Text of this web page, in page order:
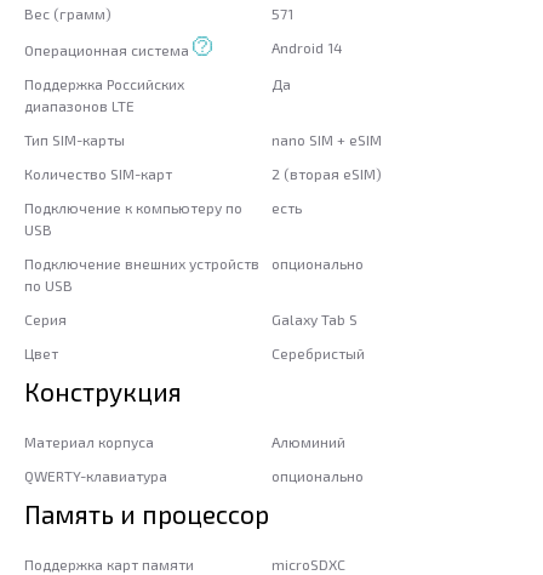
Вес (грамм)
571
Операционная система Android 14
Поддержка Российских
диапазонов LTE
Да
Тип SIM-карты
nano SIM + eSIM
Количество SIM-карт
2 (вторая eSIM)
Подключение к компьютеру по
USB
есть
Подключение внешних устройств
по USB
опционально
Серия
Galaxy Tab S
Цвет
Серебристый
Конструкция
Материал корпуса
Алюминий
QWERTY-клавиатура
опционально
Память и процессор
Поддержка карт памяти
microSDXC